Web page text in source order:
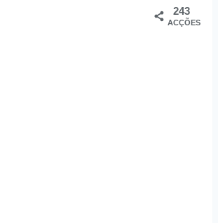
243
ACÇÕES